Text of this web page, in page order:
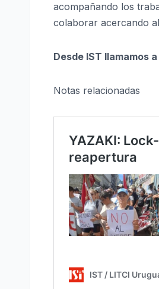
acompañando los
colaborar acercando
Desde IST llamamos
Notas relacionadas